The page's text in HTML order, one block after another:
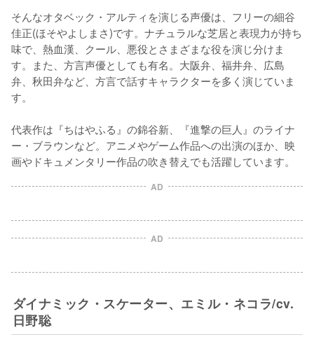
そんなオタベック・アルティを演じる声優は、フリーの細谷
佳正(ほそやよしまさ)です。ナチュラルな芝居と表現力が持ち
味で、熱血漢、クール、悪役とさまざまな役を演じ分けま
す。また、方言声優としても有名。大阪弁、福井弁、広島
弁、秋田弁など、方言で話すキャラクターを多く演じていま
す。
代表作は『ちはやふる』の錦谷新、『進撃の巨人』のライナ
ー・ブラウンなど。アニメやゲーム作品への出演のほか、映
画やドキュメンタリー作品の吹き替えでも活躍しています。
AD
AD
ダイナミック・スケーター、エミル・ネコラ/cv.
日野聡